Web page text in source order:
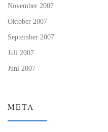
November 2007
Oktober 2007
September 2007
Juli 2007
Juni 2007
META